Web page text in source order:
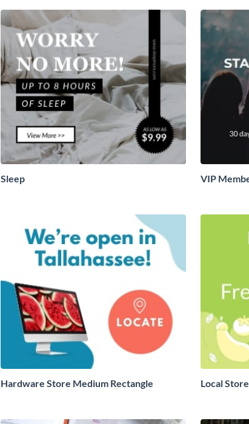
Sleep VIP
Hardware Store Medium Rectangle Local